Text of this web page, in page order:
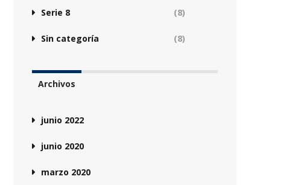
Serie 8 (8)
Sin categoría (8)
Archivos
junio 2022
junio 2020
marzo 2020